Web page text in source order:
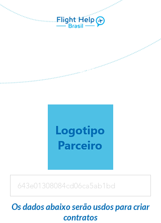
em parceria com
Os dados abaixo serão usdos para criar
contratos